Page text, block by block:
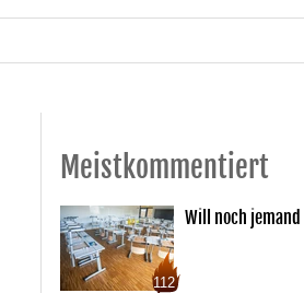
Meistkommentiert
112
Will noch